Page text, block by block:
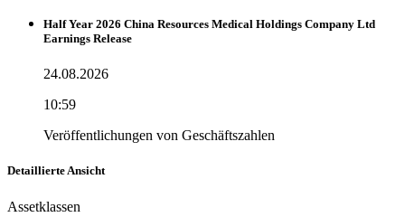
Half Year 2026 China Resources Medical Holdings Company Ltd
Earnings Release
24.08.2026
10:59
Veröffentlichungen von Geschäftszahlen
Detaillierte Ansicht
Assetklassen